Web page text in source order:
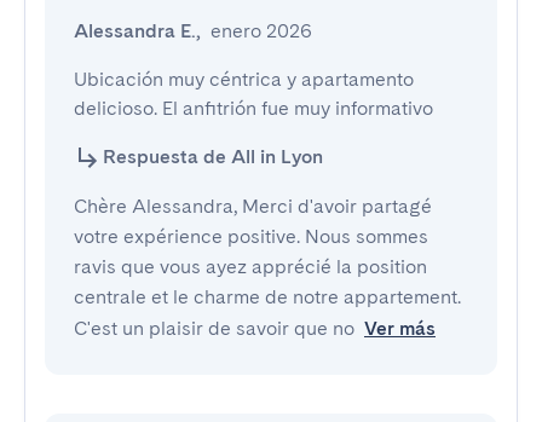
Alessandra E., enero 2026
Ubicación muy céntrica y apartamento
delicioso. El anfitrión fue muy informativo
Respuesta de All in Lyon
Chère Alessandra, Merci d'avoir partagé
votre expérience positive. Nous sommes
ravis que vous ayez apprécié la position
centrale et le charme de notre appartement.
C'est un plaisir de savoir que no Ver más